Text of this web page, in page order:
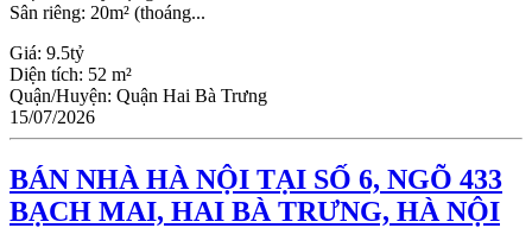
Sân riêng: 20m² (thoáng...
Giá: 9.5tỷ
Diện tích: 52 m²
Quận/Huyện: Quận Hai Bà Trưng
15/07/2026
BÁN NHÀ HÀ NỘI TẠI SỐ 6, NGÕ 433
BẠCH MAI, HAI BÀ TRƯNG, HÀ NỘI